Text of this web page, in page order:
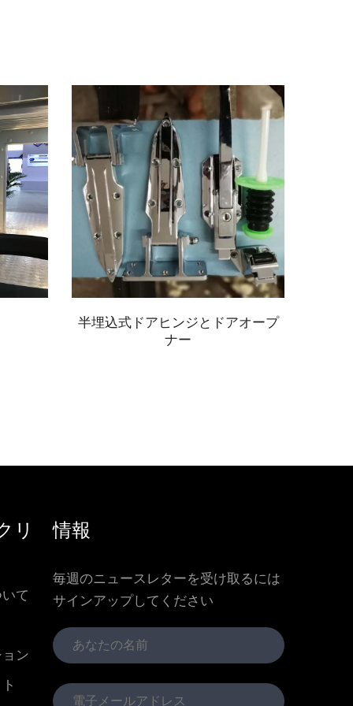
半埋込式ドアヒンジとドアオープ
ナー
リ
て
ン
情報
毎週のニュースレターを受け取るには
サインアップしてください